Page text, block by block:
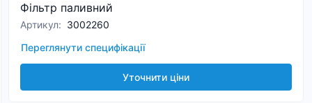
Фільтр паливний
Артикул: 3002260
Переглянути специфікації
Уточнити ціни